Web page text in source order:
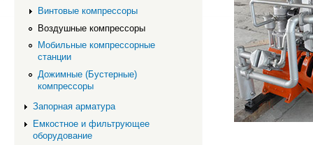
Винтовые компрессоры
Воздушные компрессоры
Мобильные компрессорные
станции
Дожимные (Бустерные)
компрессоры
Запорная арматура
Емкостное и фильтрующее
оборудование